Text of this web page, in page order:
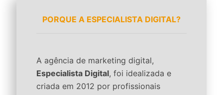
PORQUE A ESPECIALISTA DIGITAL?
A agência de marketing digital,
Especialista Digital, foi idealizada e
criada em 2012 por profissionais